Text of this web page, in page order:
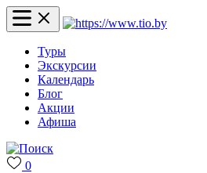
Туры
Экскурсии
Календарь
Блог
Акции
Афиша
0